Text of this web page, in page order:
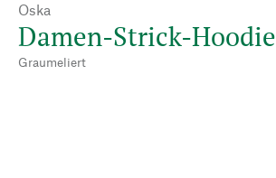
Oska
Damen-Strick-Hoodie
Graumeliert